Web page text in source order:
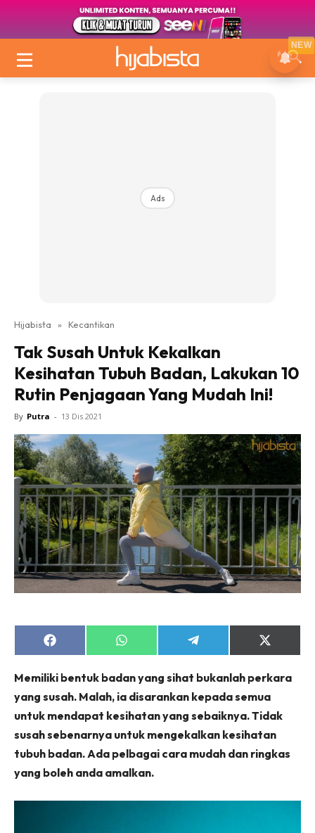
Ads
Hijabista » Kecantikan
Tak Susah Untuk Kekalkan
Kesihatan Tubuh Badan, Lakukan 10
Rutin Penjagaan Yang Mudah Ini!
By Putra - 13 Dis 2021
Share
on
Share
on
Share
on
Share
on
(Twitter)
Memiliki bentuk badan yang sihat bukanlah perkara
yang susah. Malah, ia disarankan kepada semua
untuk mendapat kesihatan yang sebaiknya. Tidak
susah sebenarnya untuk mengekalkan kesihatan
tubuh badan. Ada pelbagai cara mudah dan ringkas
yang boleh anda amalkan.
NEW